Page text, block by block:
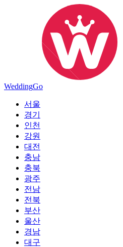
WeddingGo
서울
경기
인천
강원
대전
충남
충북
광주
전남
전북
부산
울산
경남
대구